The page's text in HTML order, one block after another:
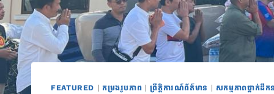
FEATURED | កម្រងរូបភាព |ព្រឹត្តិការណ៍ព័ត៌មាន | សកម្មភាពថ្នាក់ដឹក